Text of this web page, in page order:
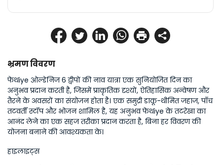
भ्रमण विवरण
फेथiye ओल्डेनिज 6 द्वीपों की नाव यात्रा एक सुनियोजित दिन का
अनुभव प्रदान करती है, जिसमें प्राकृतिक दृश्यों, ऐतिहासिक अन्वेषण और
तैरने के अवसरों का संयोजन होता है। एक समुद्री डाकू-थीमित जहाज, पाँच
तटवर्ती स्टॉप और भोजन शामिल है, यह अनुभव फेथiye के तटरेखा का
आनंद लेने का एक सहज तरीका प्रदान करता है, बिना हर विवरण की
योजना बनाने की आवश्यकता के।
हाइलाइट्स